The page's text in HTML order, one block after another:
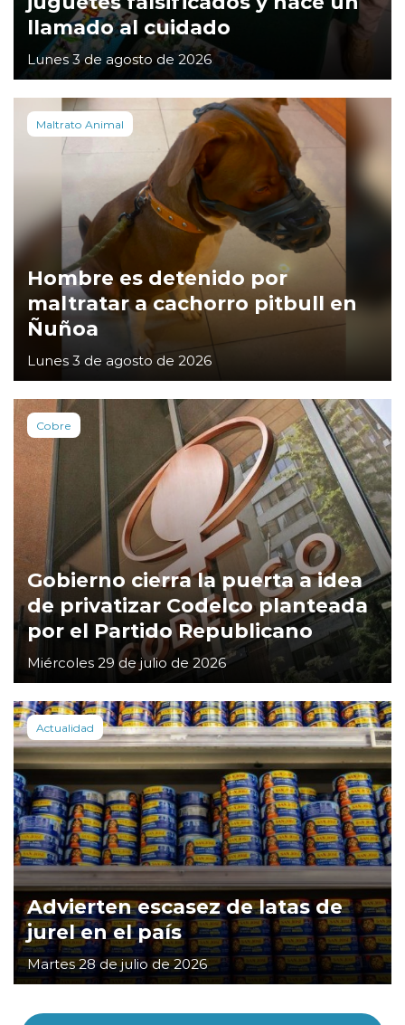
llamado al cuidado
Lunes 3 de agosto de 2026
Maltrato Animal
Hombre es detenido por
maltratar a cachorro pitbull en
Ñuñoa
Lunes 3 de agosto de 2026
Cobre
Gobierno cierra la puerta a idea
de privatizar Codelco planteada
por el Partido Republicano
Miércoles 29 de julio de 2026
Actualidad
Advierten escasez de latas de
jurel en el país
Martes 28 de julio de 2026